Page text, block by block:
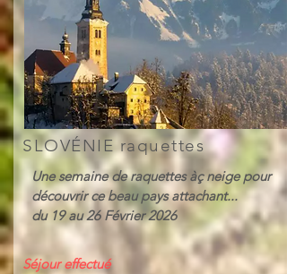
SLOVÉNIE raquettes
Une semaine de raquettes àç neige pour
découvrir ce beau pays attachant...
du 19 au 26 Février 2026
Séjour effectué